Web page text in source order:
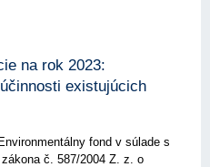
na rok 2023:
existujúcich
fond v súlade s
č. 587/2004 Z. z. o